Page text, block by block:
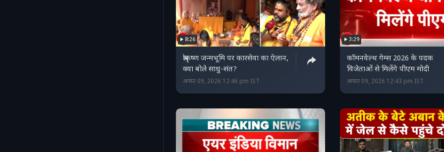
8:26
श्रीकृष्ण जन्मभूमि पर कारसेवा का ऐलान,
क्या बोले साधु-संत?
अगस्त 09, 2026 12:46 pm IST
3:29
कॉमनवेल्थ गेम्स 2026 के पदक
विजेताओं से मिलेंगे पीएम मोदी
अगस्त 09, 2026 12:43 pm IST